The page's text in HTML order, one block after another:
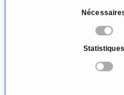
Statistiques
cerveau, qui
Cependant, la
qu’une cause parmi